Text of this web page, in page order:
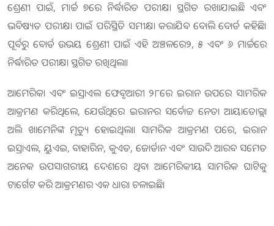
ଶ୍ରେଣୀ ପାଇଁ, ମାର୍ଚ୍ଚ ୭ରେ ନିର୍ଦ୍ଧାରିତ ପରୀକ୍ଷା ସ୍ଥଗିତ ରଖାଯାଇଛି ଏବଂ
ଭବିଷ୍ୟତ ପରୀକ୍ଷା ପାଇଁ ପରିସ୍ଥିତି ସମୀକ୍ଷା କରାଯିବ ବୋଲି ବୋର୍ଡ କହିଛି।
ପୂର୍ବରୁ ବୋର୍ଡ ଉଭୟ ଶ୍ରେଣୀ ପାଇଁ ଏହି ଅଞ୍ଚଳରେ୨, ୫ ଏବଂ ୬ ମାର୍ଚ୍ଚରେ
ନିର୍ଦ୍ଧାରିତ ପରୀକ୍ଷା ସ୍ଥଗିତ ରଖିଥିଲା।
ଆମେରିକା ଏବଂ ଇସ୍ରାଏଲ ଫେବୃଆରୀ ୨୮ରେ ଇରାନ ଉପରେ ସାମରିକ
ଆକ୍ରମଣ କରିଥିଲେ, ଯେଉଁଥିରେ ଇରାନର ସର୍ବୋଚ୍ଚ ନେତା ଆୟାତୋଲ୍ଲା
ଅଲି ଖାମେନିଙ୍କ ମୃତ୍ୟୁ ହୋଇଥିଲା। ସାମରିକ ଆକ୍ରମଣ ପରେ, ଇରାନ
ଇସ୍ରାଏଲ, ୟୁଏଇ, ବାହାରିନ, କୁଏତ, ଜୋର୍ଡାନ ଏବଂ ସାଉଦି ଆରବ ସମେତ
ଅନେକ ଉପସାଗରୀୟ ଦେଶରେ ଥିବା ଆମେରିକୀୟ ସାମରିକ ଘାଟିକୁ
ଟାର୍ଗେଟ କରି ଆକ୍ରମଣର ଏକ ଧାରା ଚଳାଇଛି।